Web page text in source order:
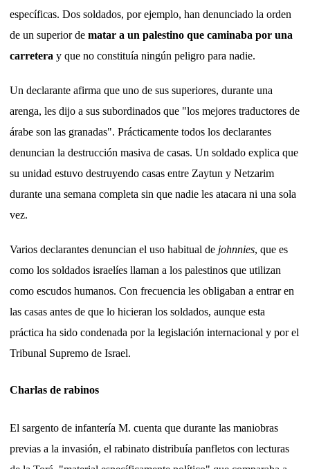
específicas. Dos soldados, por ejemplo, han denunciado la orden
de un superior de matar a un palestino que caminaba por una
carretera y que no constituía ningún peligro para nadie.
Un declarante afirma que uno de sus superiores, durante una
arenga, les dijo a sus subordinados que "los mejores traductores de
árabe son las granadas". Prácticamente todos los declarantes
denuncian la destrucción masiva de casas. Un soldado explica que
su unidad estuvo destruyendo casas entre Zaytun y Netzarim
durante una semana completa sin que nadie les atacara ni una sola
vez.
Varios declarantes denuncian el uso habitual de johnnies, que es
como los soldados israelíes llaman a los palestinos que utilizan
como escudos humanos. Con frecuencia les obligaban a entrar en
las casas antes de que lo hicieran los soldados, aunque esta
práctica ha sido condenada por la legislación internacional y por el
Tribunal Supremo de Israel.
Charlas de rabinos
El sargento de infantería M. cuenta que durante las maniobras
previas a la invasión, el rabinato distribuía panfletos con lecturas